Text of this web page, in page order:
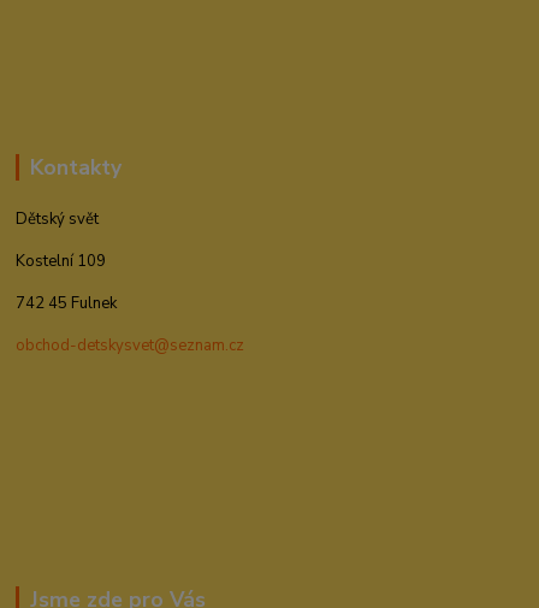
Kontakty
Dětský svět
Kostelní 109
742 45 Fulnek
obchod-detskysvet@seznam.cz
Jsme zde pro Vás